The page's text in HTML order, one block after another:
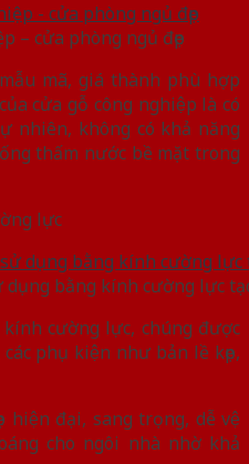
– cửa phòng ngủ đẹp
mã, giá thành phù hợp
cửa gỗ công nghiệp là có
nhiên, không có khả năng
thấm nước bề mặt trong
lực
dụng bằng kính cường lực
cường lực, chúng được
phụ kiện như bản lề kẹp,
hiện đại, sang trọng, dễ vệ
cho ngôi nhà nhờ khả